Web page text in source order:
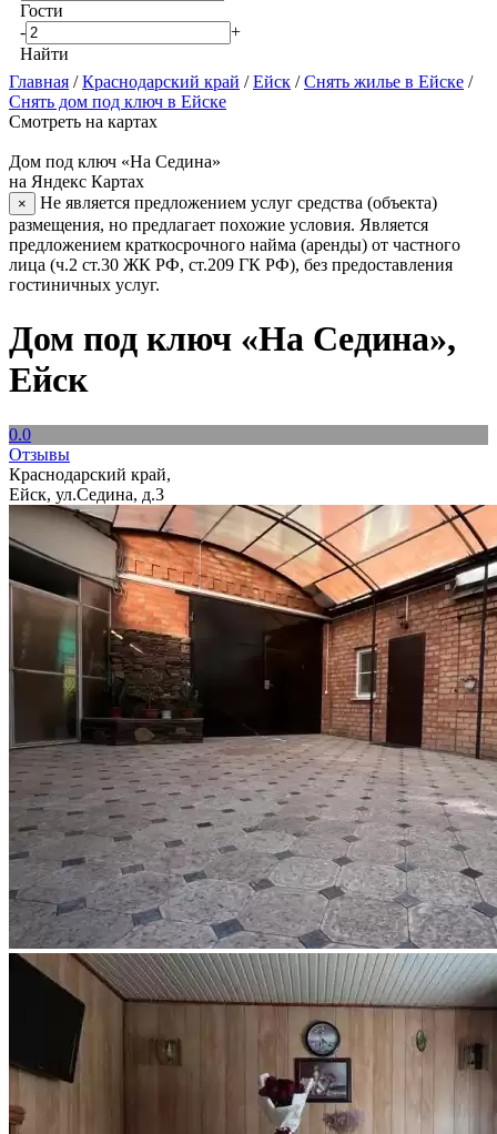
Гости
-
+
Найти
Главная /Краснодарский край /Ейск /Снять жилье в Ейске /
Снять дом под ключ в Ейске
Смотреть на картах
Дом под ключ «На Седина»
на Яндекс Картах
×
Не является предложением услуг средства (объекта)
размещения, но предлагает похожие условия. Является
предложением краткосрочного найма (аренды) от частного
лица (ч.2 ст.30 ЖК РФ, ст.209 ГК РФ), без предоставления
гостиничных услуг.
Дом под ключ «На Седина»,
Ейск
0.0
Отзывы
Краснодарский край,
Ейск, ул.Седина, д.3